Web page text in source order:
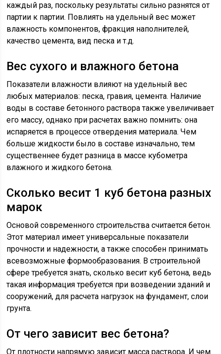
каждый раз, поскольку результаты сильно разнятся от
партии к партии. Повлиять на удельный вес может
влажность компонентов, фракция наполнителей,
качество цемента, вид песка и т.д.
Вес сухого и влажного бетона
Показатели влажности влияют на удельный вес
любых материалов: песка, гравия, цемента. Наличие
воды в составе бетонного раствора также увеличивает
его массу, однако при расчетах важно помнить: она
испаряется в процессе отвердения материала. Чем
больше жидкости было в составе изначально, тем
существеннее будет разница в массе кубометра
влажного и жидкого бетона.
Cколько весит 1 куб бетона разных
марок
Основой современного строительства считается бетон.
Этот материал имеет универсальные показатели
прочности и надежности, а также способен принимать
всевозможные формообразования. В строительной
сфере требуется знать, сколько весит куб бетона, ведь
такая информация требуется при возведении зданий и
сооружений, для расчета нагрузок на фундамент, слои
грунта.
От чего зависит вес бетона?
От плотности напрямую зависит масса раствора. И чем